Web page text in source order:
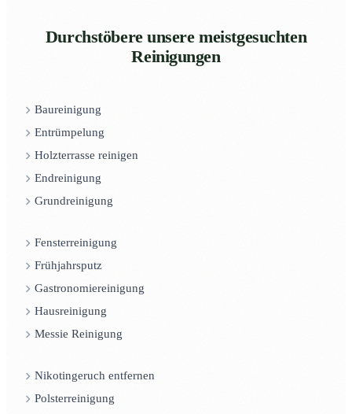
Durchstöbere unsere meistgesuchten
Reinigungen
Baureinigung
Entrümpelung
Holzterrasse reinigen
Endreinigung
Grundreinigung
Fensterreinigung
Frühjahrsputz
Gastronomiereinigung
Hausreinigung
Messie Reinigung
Nikotingeruch entfernen
Polsterreinigung